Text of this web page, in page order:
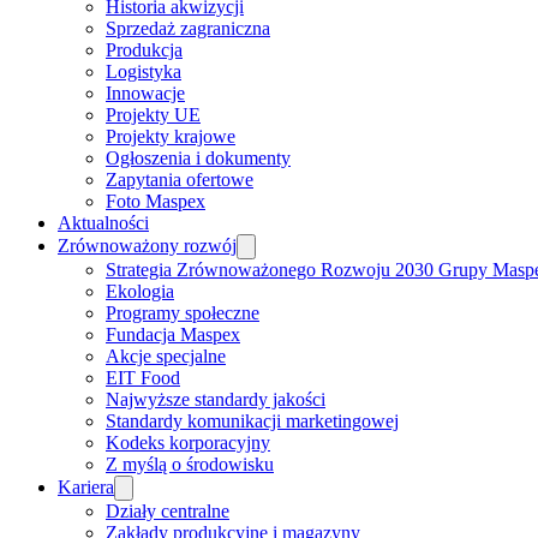
Historia akwizycji
Sprzedaż zagraniczna
Produkcja
Logistyka
Innowacje
Projekty UE
Projekty krajowe
Ogłoszenia i dokumenty
Zapytania ofertowe
Foto Maspex
Aktualności
Zrównoważony rozwój
Strategia Zrównoważonego Rozwoju 2030 Grupy
Ekologia
Programy społeczne
Fundacja Maspex
Akcje specjalne
EIT Food
Najwyższe standardy jakości
Standardy komunikacji marketingowej
Kodeks korporacyjny
Z myślą o środowisku
Kariera
Działy centralne
Zakłady produkcyjne i magazyny